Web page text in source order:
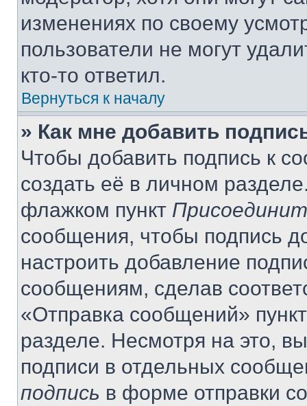
изменениях по своему
пользователи не могут
кто-то ответил.
Вернуться к началу
» Как мне добавить
Чтобы добавить подпись к
создать её в личном
флажком пункт
сообщения, чтобы подпись
настроить добавление
сообщениям, сделав
«Отправка сообщений»
разделе. Несмотря на это,
подписи в отдельных
подпись в форме отправки